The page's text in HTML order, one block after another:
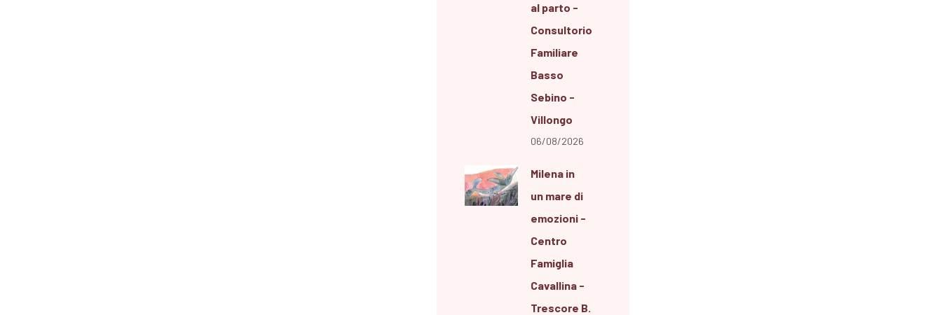
al parto -
Consultorio
Familiare
Basso
Sebino -
Villongo
06/08/2026
Milena in
un mare di
emozioni -
Centro
Famiglia
Cavallina -
Trescore B.